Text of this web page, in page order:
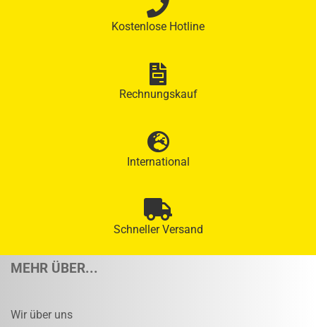
Kostenlose Hotline
Rechnungskauf
International
Schneller Versand
MEHR ÜBER...
Wir über uns